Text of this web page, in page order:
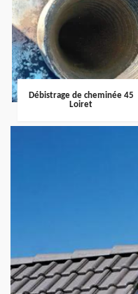
Débistrage de cheminée 45
Loiret